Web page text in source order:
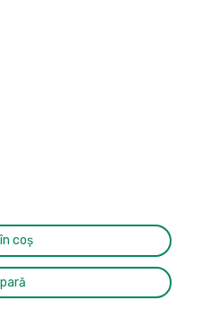
678 x 1578 mm
coș